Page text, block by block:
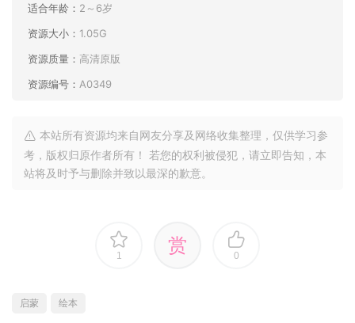
适合年龄： 2～6岁
资源大小： 1.05G
资源质量： 高清原版
资源编号： A0349
本站所有资源均来自网友分享及网络收集整理，仅供学习参
考，版权归原作者所有！ 若您的权利被侵犯，请立即告知，本
站将及时予与删除并致以最深的歉意。
1 赏 0
启蒙 绘本